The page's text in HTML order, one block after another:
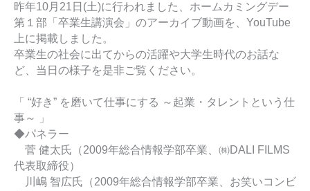
昨年10月21日(土)に行われました、ホームカミングデー
第１部「卒業生講演会」のアーカイブ動画を、YouTube
上に掲載しました。
卒業生の社会に出てからの活躍や大学生時代のお話な
ど、当日の様子を是非ご覧ください。
「 “好き” を磨いて仕事にする ～起業・タレントという仕
事～ 」
◆パネラー
菅 健太氏（2009年総合情報学部卒業、㈱DALI FILMS
代表取締役）
川嶋 智広氏（2009年総合情報学部卒業、お笑いコンビ